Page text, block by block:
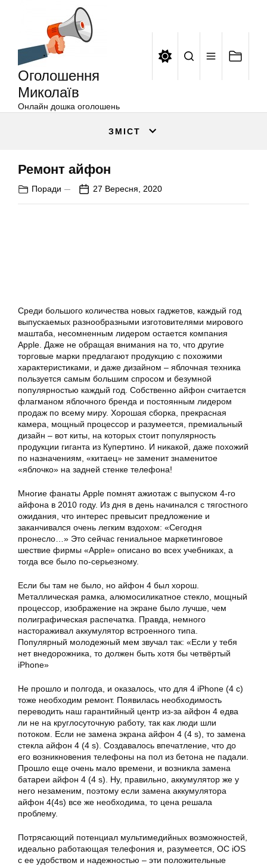
Оголошення
Миколаїв
Онлайн дошка оголошень
ЗМІСТ
Ремонт айфон
Поради 27 Вересня, 2020
Среди большого количества новых гаджетов, каждый год
выпускаемых разнообразными изготовителями мирового
маштаба, несомненным лидером остается компания
Apple. Даже не обращая внимания на то, что другие
торговые марки предлагают продукцию с похожими
характеристиками, и даже дизайном – яблочная техника
пользуется самым большим спросом и безумной
популярностью каждый год. Собственно айфон считается
флагманом яблочного бренда и постоянным лидером
продаж по всему миру. Хорошая сборка, прекрасная
камера, мощный процессор и разумеется, премиальный
дизайн – вот киты, на которых стоит популярность
продукции гиганта из Купертино. И никакой, даже похожий
по назначениям, «китаец» не заменит знаменитое
«яблочко» на задней стенке телефона!
Многие фанаты Apple помнят ажиотаж с выпуском 4-го
айфона в 2010 году. Из дня в день начинался с тягостного
ожидания, что интерес превысит предложение и
заканчивался очень легким вздохом: «Сегодня
пронесло…» Это сейчас гениальное маркетинговое
шествие фирмы «Apple» описано во всех учебниках, а
тогда все было по-серьезному.
Если бы там не было, но айфон 4 был хорош.
Металлическая рамка, алюмосиликатное стекло, мощный
процессор, изображение на экране было лучше, чем
полиграфическая распечатка. Правда, немного
настораживал аккумулятор встроенного типа.
Популярный молодежный мем звучал так: «Если у тебя
нет внедорожника, то должен быть хотя бы четвёртый
iPhone»
Не прошло и полгода, и оказалось, что для 4 iPhone (4 с)
тоже необходим ремонт. Появилась необходимость
переводить наш гарантийный центр из-за айфон 4 едва
ли не на круглосуточную работу, так как люди шли
потоком. Если не замена экрана айфон 4 (4 s), то замена
стекла айфон 4 (4 s). Создавалось впечатление, что до
его возникновения телефоны на пол из бетона не падали.
Прошло еще очень мало времени, и возникла замена
батареи айфон 4 (4 s). Ну, правильно, аккумулятор же у
него незаменим, поэтому если замена аккумулятора
айфон 4(4s) все же необходима, то цена решала
проблему.
Потрясающий потенциал мультимедийных возможностей,
идеально работающая телефония и, разумеется, ОС iOS
с ее удобством и надежностью – эти положительные